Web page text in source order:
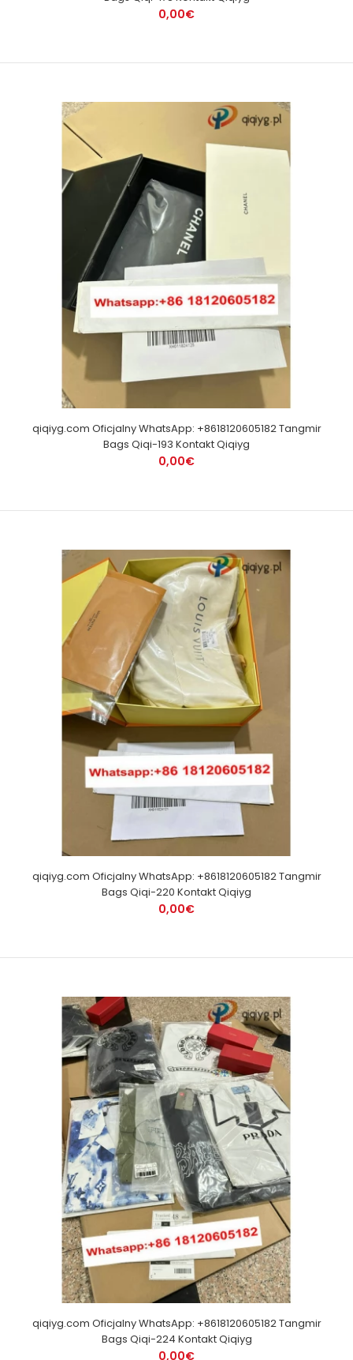
0,00€
qiqiyg.com Oficjalny WhatsApp: +8618120605182 Tangmir
Bags Qiqi-193 Kontakt Qiqiyg
0,00€
qiqiyg.com Oficjalny WhatsApp: +8618120605182 Tangmir
Bags Qiqi-220 Kontakt Qiqiyg
0,00€
qiqiyg.com Oficjalny WhatsApp: +8618120605182 Tangmir
Bags Qiqi-224 Kontakt Qiqiyg
0,00€